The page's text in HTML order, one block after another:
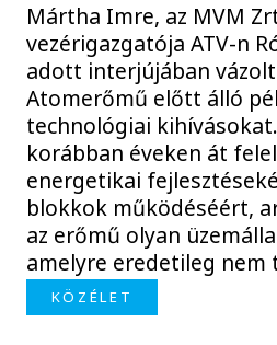
Mártha Imre, az MVM
vezérigazgatója ATV-n
adott interjújában
Atomerőmű előtt álló
technológiai
korábban éveken át
energetikai
blokkok működéséért,
az erőmű olyan
amelyre eredetileg nem
KÖZÉLET